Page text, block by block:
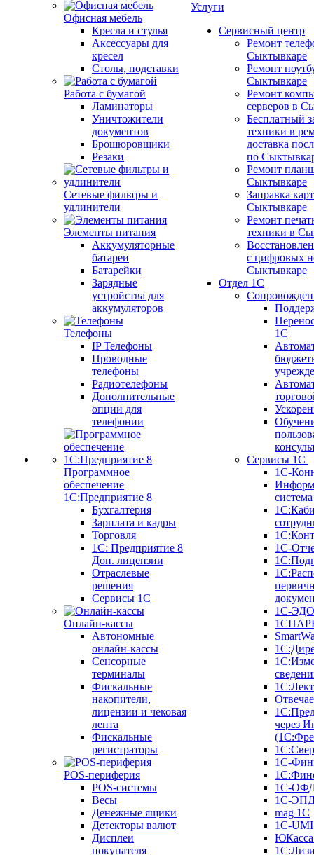
Офисная мебель
Кресла и стулья
Аксессуары для
кресел
Столы, подставки
Работа с бумагой
Ламинаторы
Уничтожители
документов
Брошюровщики
Резаки
Сетевые фильтры и
удлинители
Элементы питания
Аккумуляторные
батареи
Батарейки
Зарядные
устройства для
аккумуляторов
Телефоны
IP Телефоны
Проводные
телефоны
Радиотелефоны
Дополнительные
опции для
телефонии
Программное
обеспечение
1С:Предприятие 8
Бухгалтерия
Зарплата и кадры
Торговля
1C: Предприятие 8
Доп. лицензии
Отраслевые
решения
Сервисы 1С
Онлайн-кассы
Автономные
онлайн-кассы
Сенсорные
терминалы
Фискальные
накопители,
лицензии и чековая
лента
Фискальные
регистраторы
POS-периферия
POS-системы
Весы
Денежные ящики
Детекторы валют
Дисплеи
покупателя
Услуги
Сервисный центр
Ремонт
Сыктывкаре
Ремонт
Сыктывкаре
Ремонт
серверов в
Бесплатный
техники в
доставка
по
Ремонт
Сыктывкаре
Заправка
Сыктывкаре
Ремонт
техники в
с цифровых
Сыктывкаре
Отдел 1С
1С
Сервисы 1С
1С-
1С-
1С-ЭДО
через
1С-
1С-
1С-
mag 1C
1C-UMI